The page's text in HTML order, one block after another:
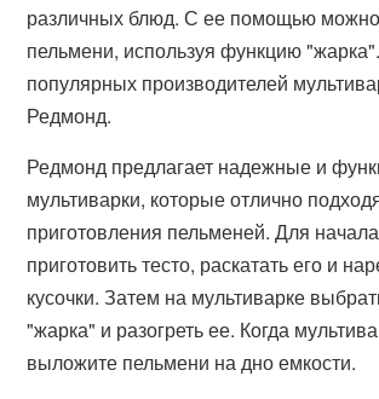
различных блюд. С ее помощью можно
пельмени, используя функцию
популярных производителей
Редмонд.
Редмонд предлагает надежные и
мультиварки, которые отлично
приготовления пельменей. Для
приготовить тесто, раскатать его и
кусочки. Затем на мультиварке
"жарка" и разогреть ее. Когда
выложите пельмени на дно емкости.